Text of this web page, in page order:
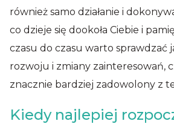
również samo działanie i
co dzieje się dookoła Ciebie i
czasu do czasu warto sprawdzać
rozwoju i zmiany zainteresowań,
znacznie bardziej zadowolony z
Kiedy najlepiej